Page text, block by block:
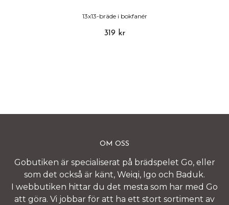
13x13-bräde i bokfanér
319 kr
OM OSS
Gobutiken är specialiserat på brädspelet Go, eller
som det också är känt, Weiqi, Igo och Baduk.
I webbutiken hittar du det mesta som har med Go
att göra. Vi jobbar för att ha ett stort sortiment av